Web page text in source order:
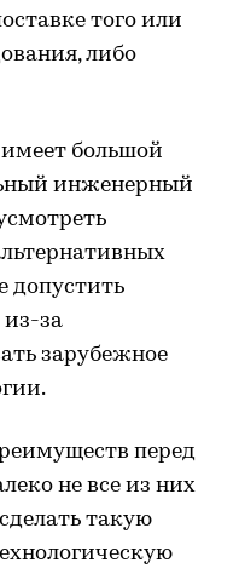
того или
либо
имеет большой
инженерный
допустить
из-за
зарубежное
перед
не все из них
такую